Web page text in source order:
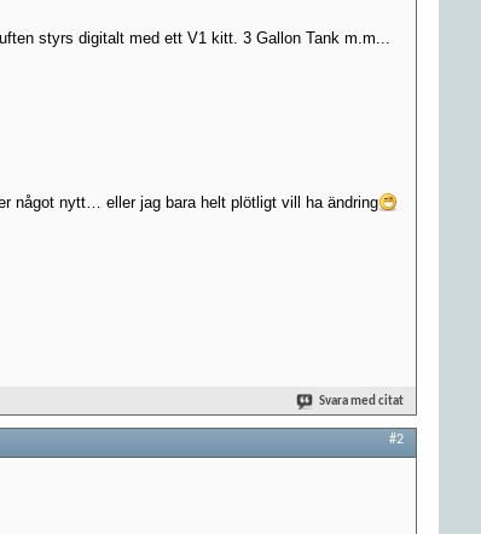
styrs digitalt med ett V1 kitt. 3 Gallon Tank m.m...
något nytt… eller jag bara helt plötligt vill ha ändring
Svara med citat
#2